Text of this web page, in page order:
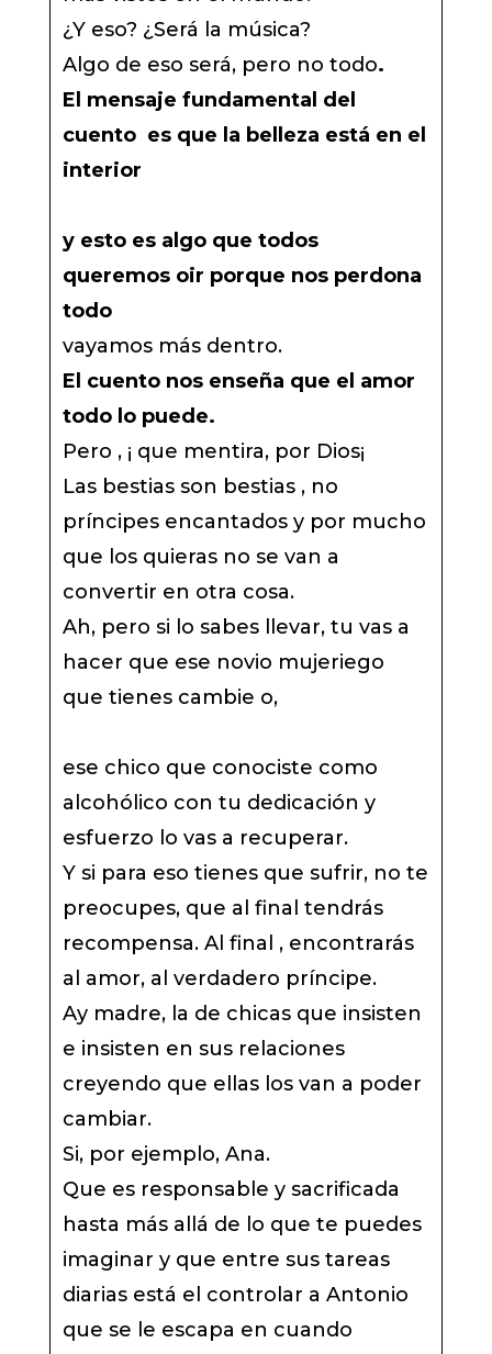
¿Y eso? ¿Será la música?
Algo de eso será, pero no todo.
El mensaje fundamental del
cuento es que la belleza está en el
interior
y esto es algo que todos
queremos oir porque nos perdona
todo
vayamos más dentro.
El cuento nos enseña que el amor
todo lo puede.
Pero , ¡ que mentira, por Dios¡
Las bestias son bestias , no
príncipes encantados y por mucho
que los quieras no se van a
convertir en otra cosa.
Ah, pero si lo sabes llevar, tu vas a
hacer que ese novio mujeriego
que tienes cambie o,
ese chico que conociste como
alcohólico con tu dedicación y
esfuerzo lo vas a recuperar.
Y si para eso tienes que sufrir, no te
preocupes, que al final tendrás
recompensa. Al final , encontrarás
al amor, al verdadero príncipe.
Ay madre, la de chicas que insisten
e insisten en sus relaciones
creyendo que ellas los van a poder
cambiar.
Si, por ejemplo, Ana.
Que es responsable y sacrificada
hasta más allá de lo que te puedes
imaginar y que entre sus tareas
diarias está el controlar a Antonio
que se le escapa en cuando